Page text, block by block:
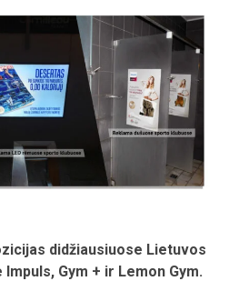
didžiausiuose Lietuvos
Gym + ir Lemon Gym.